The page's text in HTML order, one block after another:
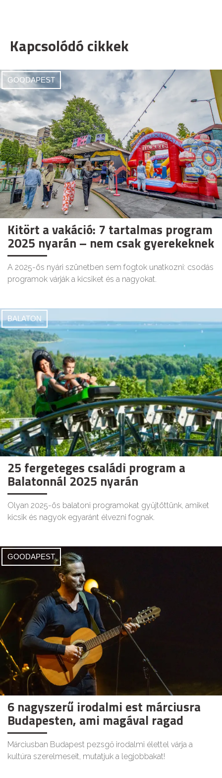
Kapcsolódó cikkek
GOODAPEST
Kitört a vakáció: 7 tartalmas program
2025 nyarán – nem csak gyerekeknek
A 2025-ös nyári szünetben sem fogtok unatkozni: csodás
programok várják a kicsiket és a nagyokat.
BALATON
25 fergeteges családi program a
Balatonnál 2025 nyarán
Olyan 2025-ös balatoni programokat gyűjtöttünk, amiket
kicsik és nagyok egyaránt élvezni fognak.
GOODAPEST
6 nagyszerű irodalmi est márciusra
Budapesten, ami magával ragad
Márciusban Budapest pezsgő irodalmi élettel várja a
kultúra szerelmeseit, mutatjuk a legjobbakat!